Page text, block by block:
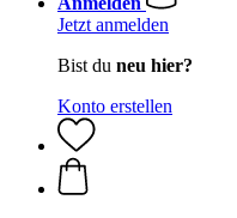
Jetzt anmelden
Bist du neu hier?
Konto erstellen